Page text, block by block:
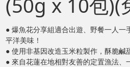
● 爆魚花分享組適合出遊、野餐一人一
平洋美味！
● 使用非基因改造玉米粒製作，酥脆鹹
● 來自花蓮在地相對友善的定置漁法、